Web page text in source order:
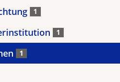
1
1
1